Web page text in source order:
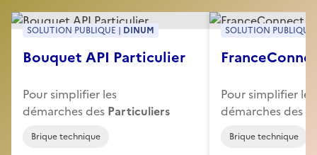
Bouquet API Particulier
Pour simplifier les
démarches des Particuliers
Brique technique
SOLUTION PUBLIQUE | DINUM
Pour simplifier les
démarches des
Brique technique
SOLUTION